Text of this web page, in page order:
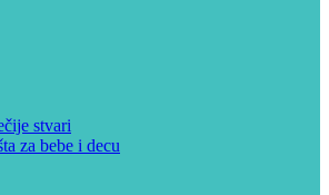
stvari
za bebe i decu